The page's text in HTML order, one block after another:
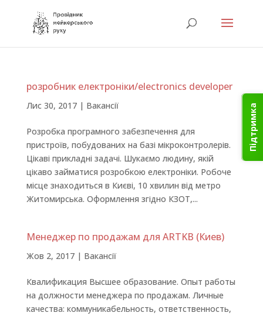
Підтримка
розробник електроніки/electronics developer
Лис 30, 2017| Вакансії
Розробка програмного забезпечення для
пристроїв, побудованих на базі мікроконтролерів.
Цікаві прикладні задачі. Шукаємо людину, якій
цікаво займатися розробкою електроніки. Робоче
місце знаходиться в Києві, 10 хвилин від метро
Житомирська. Оформлення згідно КЗОТ,...
Менеджер по продажам для ARTKB (Киев)
Жов 2, 2017| Вакансії
Квалификация Высшее образование. Опыт работы
на должности менеджера по продажам. Личные
качества: коммуникабельность, ответственность,